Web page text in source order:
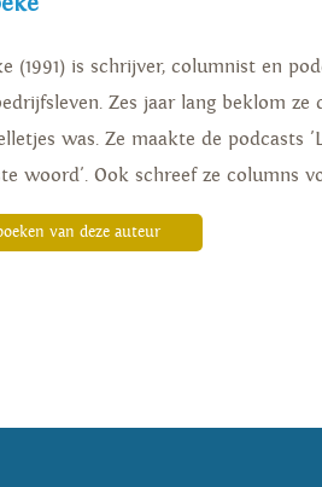
(1991) is schrijver, columnist en
Zes jaar lang beklom
was. Ze maakte de podcasts
woord'. Ook schreef ze columns
van deze auteur